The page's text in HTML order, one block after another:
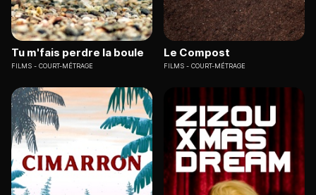
Tu m'fais perdre la boule
FILMS COURT-MÉTRAGE
Le Compost
FILMS COURT-MÉTRAGE